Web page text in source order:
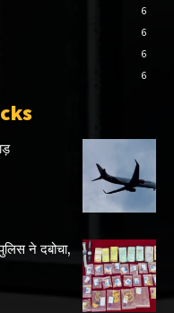
6
6
6
6
ने दबोचा,